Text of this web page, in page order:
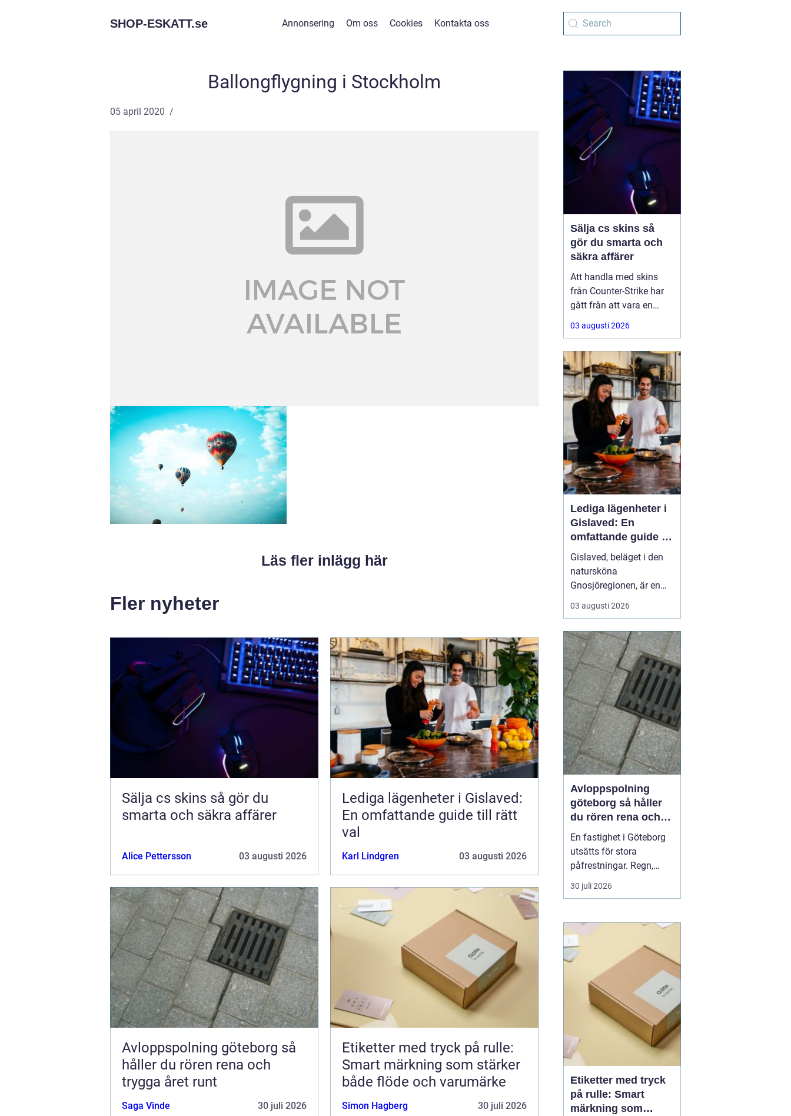
SHOP-ESKATT.se Annonsering Om oss Cookies Kontakta oss
Ballongflygning i Stockholm
05 april 2020
Läs fler inlägg här
Fler nyheter
Sälja cs skins så gör du
smarta och säkra affärer
Alice Pettersson 03 augusti 2026
Lediga lägenheter i Gislaved:
En omfattande guide till rätt
val
Karl Lindgren 03 augusti 2026
Avloppspolning göteborg så
håller du rören rena och
trygga året runt
Saga Vinde 30 juli 2026
Etiketter med tryck på rulle:
Smart märkning som stärker
både flöde och varumärke
Simon Hagberg 30 juli 2026
Sälja cs skins så
gör du smarta och
säkra affärer
Att handla med skins
från Counter-Strike har
gått från att vara en
hobby till att bli en riktig
andrahandsmarknad.
sällsynta vapen-skins
kan vara värda tusentals
kronor, men många är
osäkra på hur de ska gå
till väga när de
03 augusti 2026
Lediga lägenheter i
Gislaved: En
omfattande guide till
rätt val
Gislaved, beläget i den
natursköna
Gnosjöregionen, är en
charmig kommun i
Jönköpings län känt för
och härliga natur. Med
närheten till Nissan, som
flyter genom kommunen
...
03 augusti 2026
Avloppspolning
göteborg så håller
du rören rena och
trygga året runt
En fastighet i Göteborg
utsätts för stora
påfrestningar. Regn,
snabba
temperaturväxlingar och
avloppen behöver mer
omsorg än många tror.
När vatten börjar rinna
undan långsamt, avlopp
luktar illa eller
golvbrunnar bubblar är...
30 juli 2026
Etiketter med tryck
på rulle: Smart
märkning som